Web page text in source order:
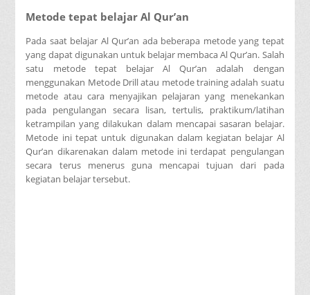
Metode tepat belajar Al Qur’an
Pada saat belajar Al Qur’an ada beberapa metode yang tepat
yang dapat digunakan untuk belajar membaca Al Qur’an. Salah
satu metode tepat belajar Al Qur’an adalah dengan
menggunakan Metode Drill atau metode training adalah suatu
metode atau cara menyajikan pelajaran yang menekankan
pada pengulangan secara lisan, tertulis, praktikum/latihan
ketrampilan yang dilakukan dalam mencapai sasaran belajar.
Metode ini tepat untuk digunakan dalam kegiatan belajar Al
Qur’an dikarenakan dalam metode ini terdapat pengulangan
secara terus menerus guna mencapai tujuan dari pada
kegiatan belajar tersebut.